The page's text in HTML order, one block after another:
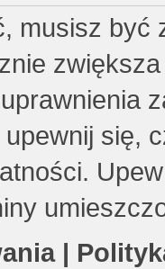
musisz być
się,
|